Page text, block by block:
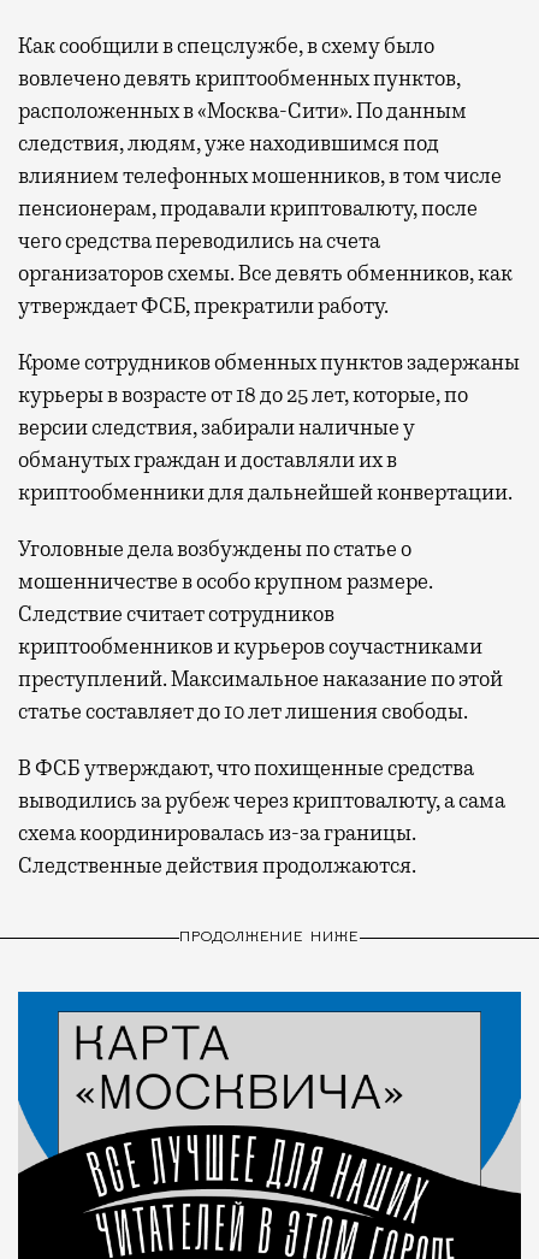
Как сообщили в спецслужбе, в схему было
вовлечено девять криптообменных пунктов,
расположенных в «Москва-Сити». По данным
следствия, людям, уже находившимся под
влиянием телефонных мошенников, в том числе
пенсионерам, продавали криптовалюту, после
чего средства переводились на счета
организаторов схемы. Все девять обменников, как
утверждает ФСБ, прекратили работу.
Кроме сотрудников обменных пунктов задержаны
курьеры в возрасте от 18 до 25 лет, которые, по
версии следствия, забирали наличные у
обманутых граждан и доставляли их в
криптообменники для дальнейшей конвертации.
Уголовные дела возбуждены по статье о
мошенничестве в особо крупном размере.
Следствие считает сотрудников
криптообменников и курьеров соучастниками
преступлений. Максимальное наказание по этой
статье составляет до 10 лет лишения свободы.
В ФСБ утверждают, что похищенные средства
выводились за рубеж через криптовалюту, а сама
схема координировалась из-за границы.
Следственные действия продолжаются.
ПРОДОЛЖЕНИЕ НИЖЕ